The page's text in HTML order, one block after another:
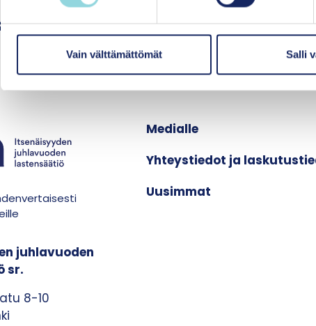
t
k
a
i
n
a
Vain välttämättömät Salli
juhlavuoden
sr.
8-10
Medialle
Yhteystiedot ja
Uusimmat